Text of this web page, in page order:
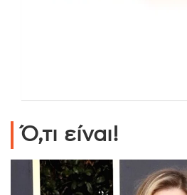
Ό,τι είναι!